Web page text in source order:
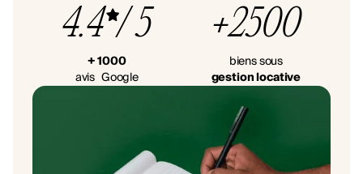
4.4 / 5
+ 1000
avis Google
+2500
biens sous
gestion locative